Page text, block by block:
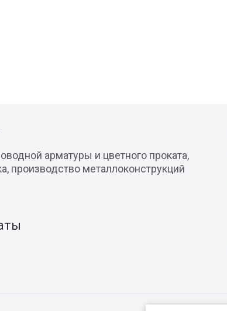
арматуры и цветного проката,
производство металлоконструкций